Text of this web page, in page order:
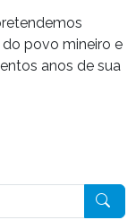
povo mineiro e
anos de sua